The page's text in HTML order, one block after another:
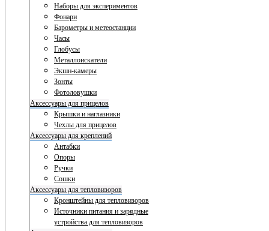
Наборы для экспериментов
Фонари
Барометры и метеостанции
Часы
Глобусы
Металлоискатели
Экшн-камеры
Зонты
Фотоловушки
Аксессуары для прицелов
Крышки и наглазники
Чехлы для прицелов
Аксессуары для креплений
Антабки
Опоры
Ручки
Сошки
Аксессуары для тепловизоров
Кронштейны для тепловизоров
Источники питания и зарядные
устройства для тепловизоров